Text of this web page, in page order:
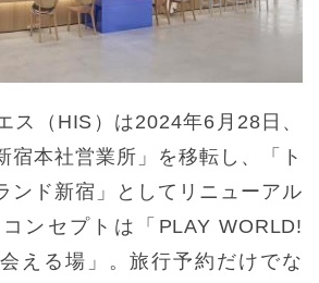
ス（HIS）は2024年6月28日、
宿本社営業所」を移転し、「ト
ンド新宿」としてリニューアル
ンセプトは「PLAY WORLD!
える場」。旅行予約だけでな